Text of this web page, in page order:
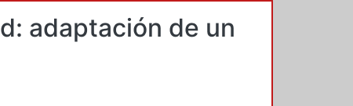
adaptación de un